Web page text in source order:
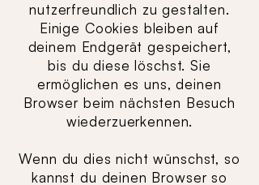
nutzerfreundlich zu gestalten.
Einige Cookies bleiben auf
deinem Endgerät gespeichert,
bis du diese löschst. Sie
ermöglichen es uns, deinen
Browser beim nächsten Besuch
wiederzuerkennen.
Wenn du dies nicht wünschst, so
kannst du deinen Browser so